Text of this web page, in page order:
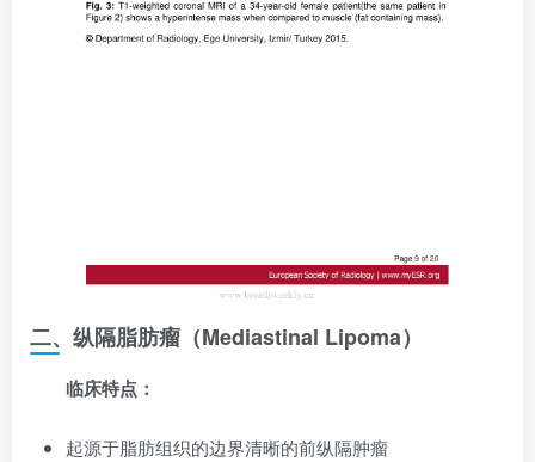
二、纵隔脂肪瘤（Mediastinal Lipoma）
临床特点：
起源于脂肪组织的边界清晰的前纵隔肿瘤